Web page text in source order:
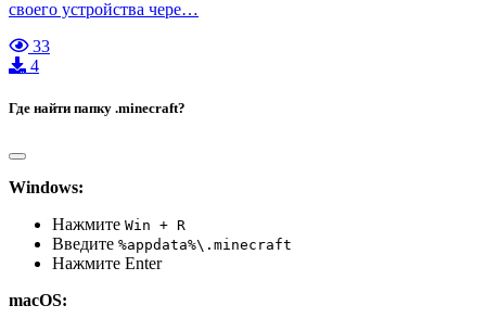
своего устройства чере…
33
4
Где найти папку .minecraft?
Windows:
Нажмите Win + R
Введите %appdata%\.minecraft
Нажмите Enter
macOS: